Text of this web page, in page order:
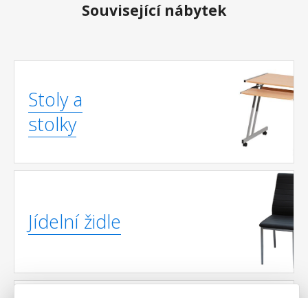
Související nábytek
Stoly a
stolky
Jídelní židle